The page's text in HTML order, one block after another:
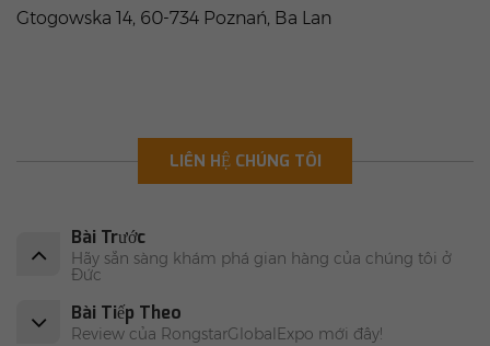
Gtogowska 14, 60-734 Poznań, Ba Lan
LIÊN HỆ CHÚNG TÔI
Bài Trước
Hãy sẵn sàng khám phá gian hàng của chúng tôi ở
Đức
Bài Tiếp Theo
Review của RongstarGlobalExpo mới đây!